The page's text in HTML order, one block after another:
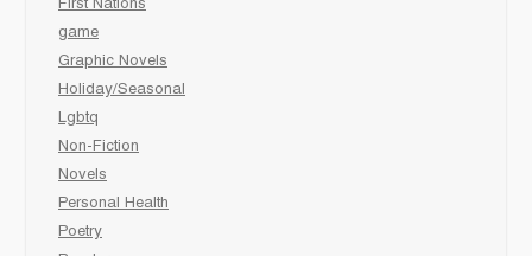
First Nations
game
Graphic Novels
Holiday/Seasonal
Lgbtq
Non-Fiction
Novels
Personal Health
Poetry